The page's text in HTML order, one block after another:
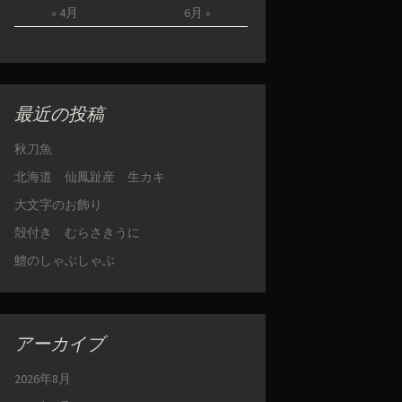
« 4月 6月 »
最近の投稿
秋刀魚
北海道 仙鳳趾産 生カキ
大文字のお飾り
殻付き むらさきうに
鱧のしゃぶしゃぶ
アーカイブ
2026年8月